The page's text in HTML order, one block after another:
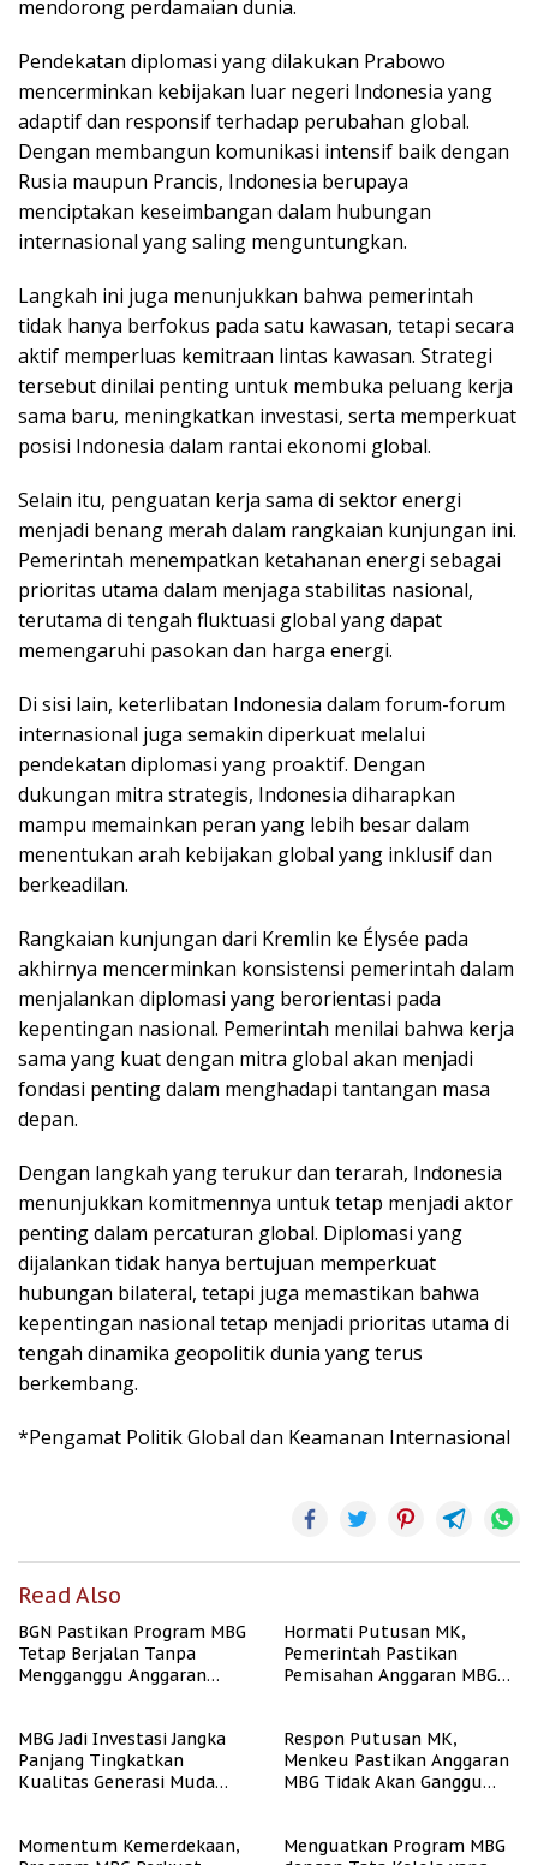
mendorong perdamaian dunia.
Pendekatan diplomasi yang dilakukan Prabowo
mencerminkan kebijakan luar negeri Indonesia yang
adaptif dan responsif terhadap perubahan global.
Dengan membangun komunikasi intensif baik dengan
Rusia maupun Prancis, Indonesia berupaya
menciptakan keseimbangan dalam hubungan
internasional yang saling menguntungkan.
Langkah ini juga menunjukkan bahwa pemerintah
tidak hanya berfokus pada satu kawasan, tetapi secara
aktif memperluas kemitraan lintas kawasan. Strategi
tersebut dinilai penting untuk membuka peluang kerja
sama baru, meningkatkan investasi, serta memperkuat
posisi Indonesia dalam rantai ekonomi global.
Selain itu, penguatan kerja sama di sektor energi
menjadi benang merah dalam rangkaian kunjungan ini.
Pemerintah menempatkan ketahanan energi sebagai
prioritas utama dalam menjaga stabilitas nasional,
terutama di tengah fluktuasi global yang dapat
memengaruhi pasokan dan harga energi.
Di sisi lain, keterlibatan Indonesia dalam forum-forum
internasional juga semakin diperkuat melalui
pendekatan diplomasi yang proaktif. Dengan
dukungan mitra strategis, Indonesia diharapkan
mampu memainkan peran yang lebih besar dalam
menentukan arah kebijakan global yang inklusif dan
berkeadilan.
Rangkaian kunjungan dari Kremlin ke Élysée pada
akhirnya mencerminkan konsistensi pemerintah dalam
menjalankan diplomasi yang berorientasi pada
kepentingan nasional. Pemerintah menilai bahwa kerja
sama yang kuat dengan mitra global akan menjadi
fondasi penting dalam menghadapi tantangan masa
depan.
Dengan langkah yang terukur dan terarah, Indonesia
menunjukkan komitmennya untuk tetap menjadi aktor
penting dalam percaturan global. Diplomasi yang
dijalankan tidak hanya bertujuan memperkuat
hubungan bilateral, tetapi juga memastikan bahwa
kepentingan nasional tetap menjadi prioritas utama di
tengah dinamika geopolitik dunia yang terus
berkembang.
*Pengamat Politik Global dan Keamanan Internasional
Read Also
BGN Pastikan Program MBG
Tetap Berjalan Tanpa
Mengganggu Anggaran
Hormati Putusan MK,
Pemerintah Pastikan
Pemisahan Anggaran MBG
MBG Jadi Investasi Jangka
Panjang Tingkatkan
Kualitas Generasi Muda
Respon Putusan MK,
Menkeu Pastikan Anggaran
MBG Tidak Akan Ganggu
Momentum Kemerdekaan,
Menguatkan Program MBG